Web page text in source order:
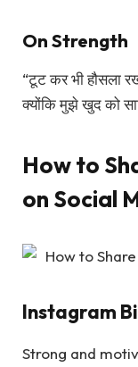
On Strength
“टूट कर भी हौसला
क्योंकि मुझे खुद को
How to
on Social
Instagram
Strong and